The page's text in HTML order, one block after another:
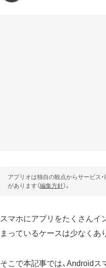
アプリオは独自の観点からサービス
があります（編集方針）。
スマホにアプリをたくさんイ
まっているケースは少なくあ
そこで本記事では、Androidス